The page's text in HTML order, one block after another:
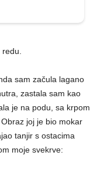
sam začula lagano
zastala sam kao
je na podu, sa krpom
joj je bio mokar
tanjir s ostacima
moje svekrve: